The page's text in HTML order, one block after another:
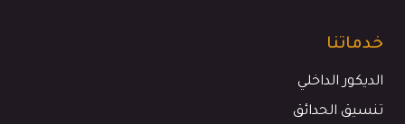
خدماتنا
الديكور الداخلي
تنسيق الحدائق